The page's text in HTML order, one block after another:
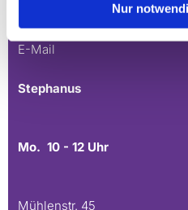
Nur
030 815 45 54
E-Mail
Stephanus
Mo. 10 - 12 Uhr
Mühlenstr. 45